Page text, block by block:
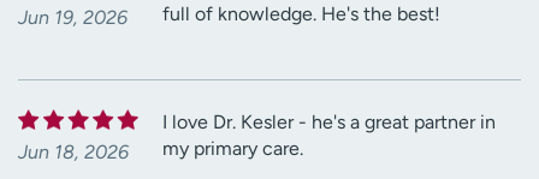
Jun 19, 2026
full of knowledge. He's the best!
Jun 18, 2026
I love Dr. Kesler - he's a great partner in
my primary care.